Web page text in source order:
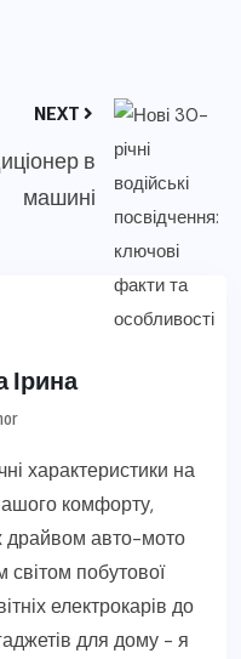
NEXT
в
машині
Ірина
характеристики на
комфорту,
драйвом авто-мото
світом побутової
електрокарів до
для дому - я